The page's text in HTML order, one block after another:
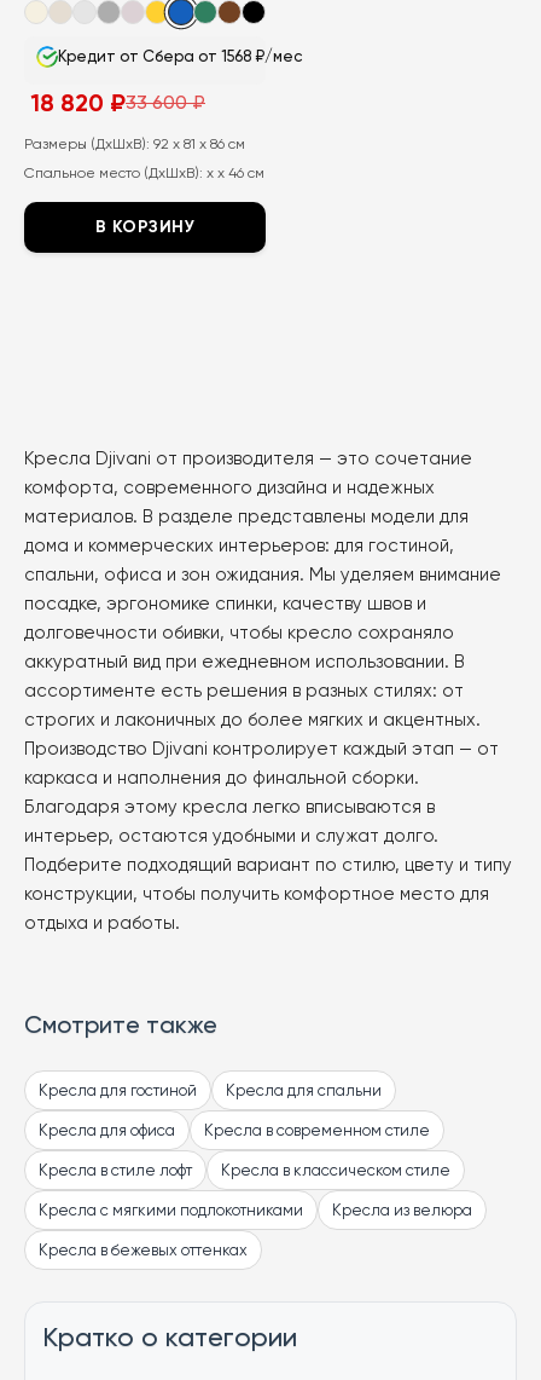
Кредит от Сбера от 1568 ₽/мес
33 600₽
Первоначальная
составляла
600
18 820 ₽
Текущая
18
₽.
Размеры (ДхШхВ): 92 x 81 x 86 см
Спальное место (ДхШхВ): x x 46 см
В КОРЗИНУ
можно
выбрать
на
странице
товара.
Кресла Djivani от производителя — это сочетание
комфорта, современного дизайна и надежных
материалов. В разделе представлены модели для
дома и коммерческих интерьеров: для гостиной,
спальни, офиса и зон ожидания. Мы уделяем внимание
посадке, эргономике спинки, качеству швов и
долговечности обивки, чтобы кресло сохраняло
аккуратный вид при ежедневном использовании. В
ассортименте есть решения в разных стилях: от
строгих и лаконичных до более мягких и акцентных.
Производство Djivani контролирует каждый этап — от
каркаса и наполнения до финальной сборки.
Благодаря этому кресла легко вписываются в
интерьер, остаются удобными и служат долго.
Подберите подходящий вариант по стилю, цвету и типу
конструкции, чтобы получить комфортное место для
отдыха и работы.
Смотрите также
Кресла для гостиной Кресла для спальни
Кресла для офиса Кресла в современном стиле
Кресла в стиле лофт Кресла в классическом стиле
Кресла с мягкими подлокотниками Кресла из велюра
Кресла в бежевых оттенках
Кратко о категории